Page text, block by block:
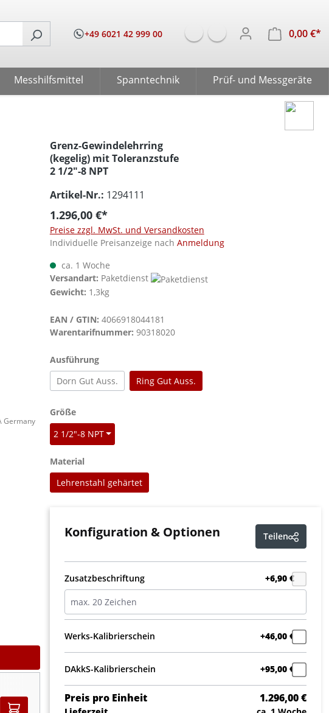
+49 6021 42 999 00
0,00 €*
Messhilfsmittel Spanntechnik Prüf- und Messgeräte
Germany
Grenz-Gewindelehrring
(kegelig) mit Toleranzstufe
2 1/2"-8 NPT
Artikel-Nr.: 1294111
1.296,00 €*
Preise zzgl. MwSt. und Versandkosten
Individuelle Preisanzeige nach Anmeldung
ca. 1 Woche
Versandart: Paketdienst
Gewicht: 1,3kg
EAN / GTIN: 4066918044181
Warentarifnummer: 90318020
Ausführungauswählen
Dorn Gut Auss.
Ring Gut Auss.
Größeauswählen
2 1/2"-8 NPT
Materialauswählen
Lehrenstahl gehärtet
Konfiguration & Optionen Teilen
Zusatzbeschriftung +6,90 €
Werks-Kalibrierschein +46,00 €
DAkkS-Kalibrierschein +95,00 €
Preis pro Einheit 1.296,00 €